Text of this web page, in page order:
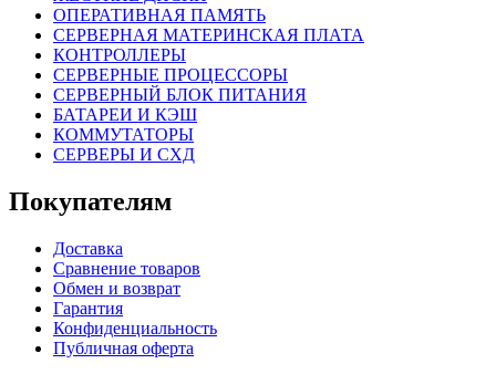
ОПЕРАТИВНАЯ ПАМЯТЬ
СЕРВЕРНАЯ МАТЕРИНСКАЯ ПЛАТА
КОНТРОЛЛЕРЫ
СЕРВЕРНЫЕ ПРОЦЕССОРЫ
СЕРВЕРНЫЙ БЛОК ПИТАНИЯ
БАТАРЕИ И КЭШ
КОММУТАТОРЫ
СЕРВЕРЫ И СХД
Покупателям
Доставка
Сравнение товаров
Обмен и возврат
Гарантия
Конфиденциальность
Публичная оферта